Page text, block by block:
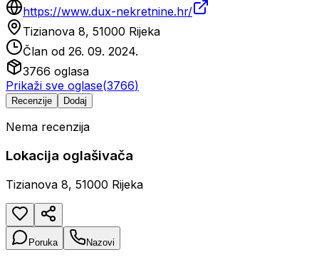
https://www.dux-nekretnine.hr/
Tizianova 8, 51000 Rijeka
Član od 26. 09. 2024.
3766 oglasa
Prikaži sve oglase(3766)
Recenzije Dodaj
Nema recenzija
Lokacija oglašivača
Tizianova 8, 51000 Rijeka
Poruka Nazovi